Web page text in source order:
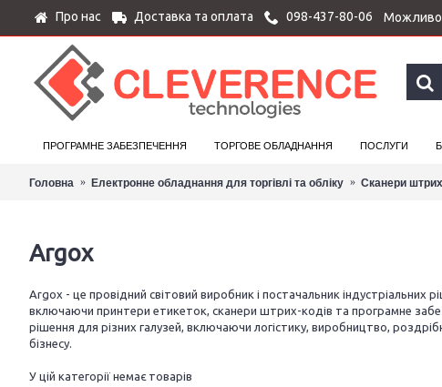
Про нас Доставка та оплата 098-437-80-06
ПРОГРАМНЕ ЗАБЕЗПЕЧЕННЯ ТОРГОВЕ ОБЛАДНАННЯ ПОСЛУГИ
Головна Електронне обладнання для торгівлі та обліку Сканери
Argox
Argox - це провідний світовий виробник і постачальник
включаючи принтери етикеток, сканери штрих-кодів та програмне
рішення для різних галузей, включаючи логістику, виробництво,
бізнесу.
У цій категорії немає товарів